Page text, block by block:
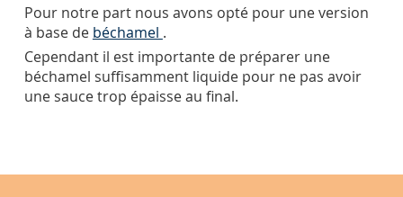
Pour notre part nous avons opté pour une version
à base de béchamel .
Cependant il est importante de préparer une
béchamel suffisamment liquide pour ne pas avoir
une sauce trop épaisse au final.